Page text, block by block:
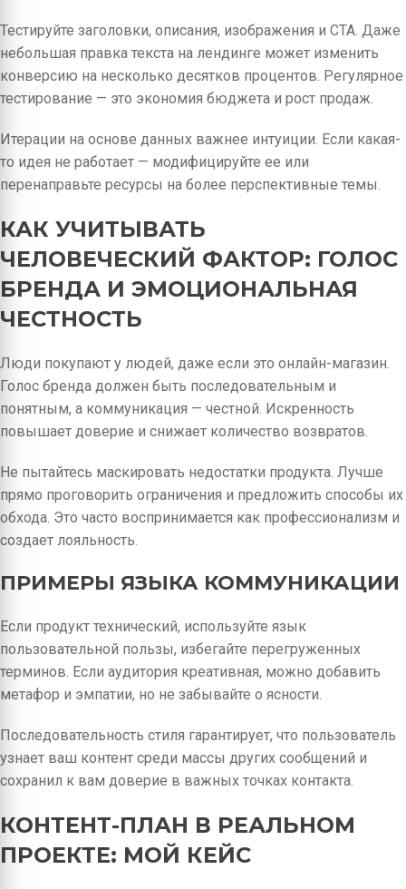
Тестируйте заголовки, описания, изображения и CTA. Даже
небольшая правка текста на лендинге может изменить
конверсию на несколько десятков процентов. Регулярное
тестирование — это экономия бюджета и рост продаж.
Итерации на основе данных важнее интуиции. Если какая-
то идея не работает — модифицируйте ее или
перенаправьте ресурсы на более перспективные темы.
КАК УЧИТЫВАТЬ
ЧЕЛОВЕЧЕСКИЙ ФАКТОР: ГОЛОС
БРЕНДА И ЭМОЦИОНАЛЬНАЯ
ЧЕСТНОСТЬ
Люди покупают у людей, даже если это онлайн-магазин.
Голос бренда должен быть последовательным и
понятным, а коммуникация — честной. Искренность
повышает доверие и снижает количество возвратов.
Не пытайтесь маскировать недостатки продукта. Лучше
прямо проговорить ограничения и предложить способы их
обхода. Это часто воспринимается как профессионализм и
создает лояльность.
ПРИМЕРЫ ЯЗЫКА КОММУНИКАЦИИ
Если продукт технический, используйте язык
пользовательной пользы, избегайте перегруженных
терминов. Если аудитория креативная, можно добавить
метафор и эмпатии, но не забывайте о ясности.
Последовательность стиля гарантирует, что пользователь
узнает ваш контент среди массы других сообщений и
сохранил к вам доверие в важных точках контакта.
КОНТЕНТ-ПЛАН В РЕАЛЬНОМ
ПРОЕКТЕ: МОЙ КЕЙС